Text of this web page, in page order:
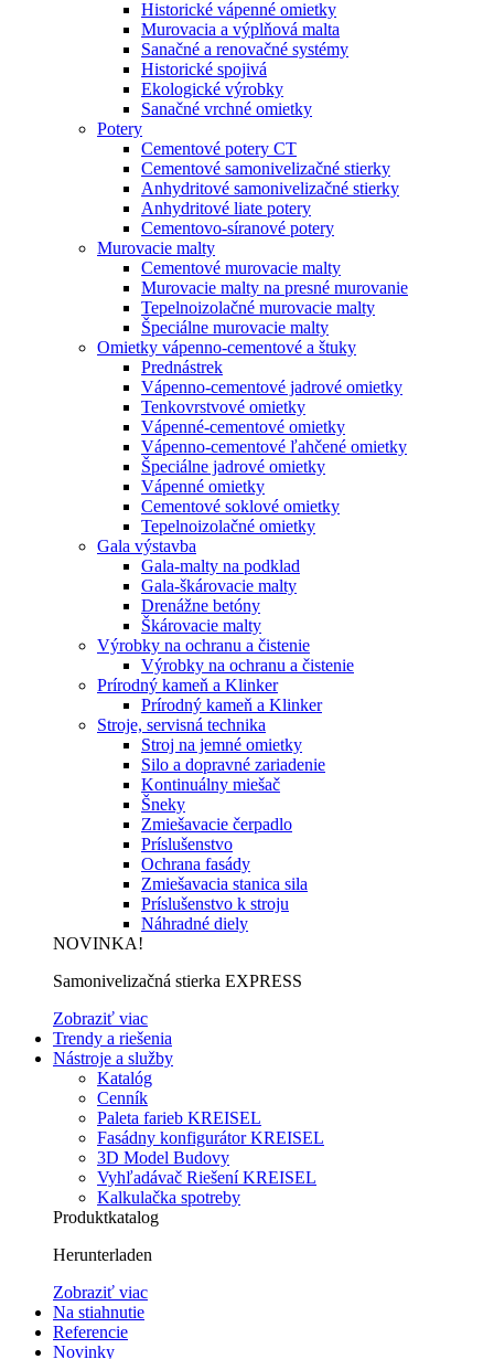
Historické vápenné omietky
Murovacia a výplňová malta
Sanačné a renovačné systémy
Historické spojivá
Ekologické výrobky
Sanačné vrchné omietky
Potery
Cementové potery CT
Cementové samonivelizačné stierky
Anhydritové samonivelizačné stierky
Anhydritové liate potery
Cementovo-síranové potery
Murovacie malty
Cementové murovacie malty
Murovacie malty na presné murovanie
Tepelnoizolačné murovacie malty
Špeciálne murovacie malty
Omietky vápenno-cementové a štuky
Prednástrek
Vápenno-cementové jadrové omietky
Tenkovrstvové omietky
Vápenné-cementové omietky
Vápenno-cementové ľahčené omietky
Špeciálne jadrové omietky
Vápenné omietky
Cementové soklové omietky
Tepelnoizolačné omietky
Gala výstavba
Gala-malty na podklad
Gala-škárovacie malty
Drenážne betóny
Škárovacie malty
Výrobky na ochranu a čistenie
Výrobky na ochranu a čistenie
Prírodný kameň a Klinker
Prírodný kameň a Klinker
Stroje, servisná technika
Stroj na jemné omietky
Silo a dopravné zariadenie
Kontinuálny miešač
Šneky
Zmiešavacie čerpadlo
Príslušenstvo
Ochrana fasády
Zmiešavacia stanica sila
Príslušenstvo k stroju
Náhradné diely
NOVINKA!
Samonivelizačná stierka EXPRESS
Zobraziť viac
Trendy a riešenia
Nástroje a služby
Katalóg
Cenník
Paleta farieb KREISEL
Fasádny konfigurátor KREISEL
3D Model Budovy
Vyhľadávač Riešení KREISEL
Kalkulačka spotreby
Produktkatalog
Herunterladen
Zobraziť viac
Na stiahnutie
Referencie
Novinky